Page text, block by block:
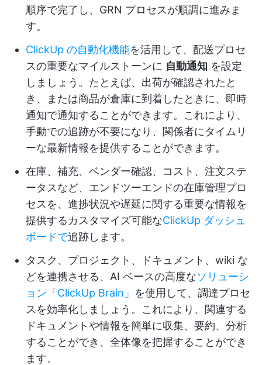
順序で完了し、GRN プロセスが順調に進みま
す。
ClickUp の自動化機能を活用して、配送プロセ
スの重要なマイルストーンに 自動通知 を設定
しましょう。たとえば、出荷が確認されたと
き、または商品が倉庫に到着したときに、即時
通知で通知することができます。これにより、
手動での追跡が不要になり、関係者にタイムリ
ーな最新情報を提供することができます。
在庫、補充、ベンダー確認、コスト、注文ステ
ータスなど、エンドツーエンドの在庫管理プロ
セスを、進捗状況や遅延に関する重要な情報を
提供するカスタマイズ可能なClickUp ダッシュ
ボードで追跡します。
タスク、プロジェクト、ドキュメント、wiki な
どを連携させる、AI ベースの高度なソリューシ
ョン「ClickUp Brain」 を使用して、調達プロセ
スを効率化しましょう。これにより、関連する
ドキュメントや情報を簡単に収集、要約、分析
することができ、全体像を把握することができ
ます。